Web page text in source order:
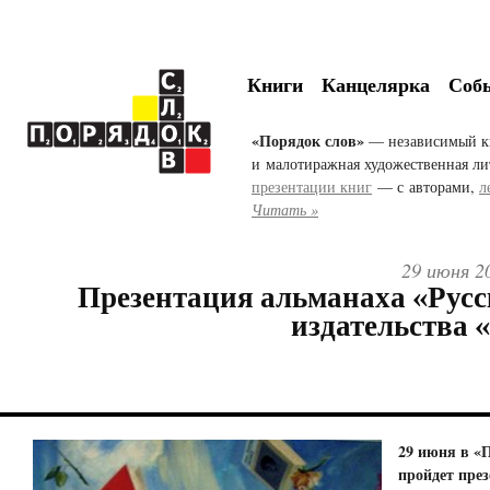
Книги Канцелярка
«Порядок слов» — независимый
и малотиражная художественная
презентации книг — с авторами,
Читать »
29 июня
Презентация альманаха
издательства
29 июня в
пройдет